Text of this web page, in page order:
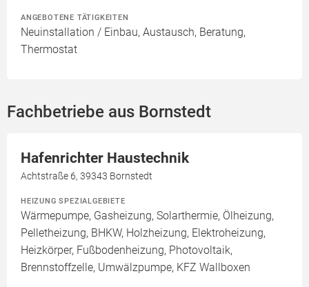
ANGEBOTENE TÄTIGKEITEN
Neuinstallation / Einbau, Austausch, Beratung,
Thermostat
Fachbetriebe aus Bornstedt
Hafenrichter Haustechnik
Achtstraße 6, 39343 Bornstedt
HEIZUNG SPEZIALGEBIETE
Wärmepumpe, Gasheizung, Solarthermie, Ölheizung,
Pelletheizung, BHKW, Holzheizung, Elektroheizung,
Heizkörper, Fußbodenheizung, Photovoltaik,
Brennstoffzelle, Umwälzpumpe, KFZ Wallboxen